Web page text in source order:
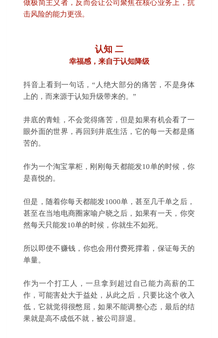
做极简主义者，反而会让公司聚焦在核心业务上，抗
击风险的能力更强。
认知 二
幸福感，来自于认知降级
抖音上看到一句话，“人绝大部分的痛苦，不是身体
上的，而来源于认知升级带来的。”
井底的青蛙，不会觉得痛苦，但是如果有机会看了一
眼外面的世界，再回到井底生活，它的每一天都是痛
苦的。
作为一个淘宝掌柜，刚刚每天都能发10单的时候，你
是喜悦的。
但是，随着你每天都能发1000单，甚至几千单之后，
甚至在当地电商圈家喻户晓之后，如果有一天，你突
然每天只能发10单的时候，你就生不如死。
所以即使不赚钱，你也会用付费死撑着，保证每天的
单量。
作为一个打工人，一旦拿到超过自己能力高薪的工
作，可能害处大于益处，从此之后，只要比这个收入
低，它就觉得很憋屈，如果不能调整心态，最后的结
果就是高不成低不就，被公司辞退。